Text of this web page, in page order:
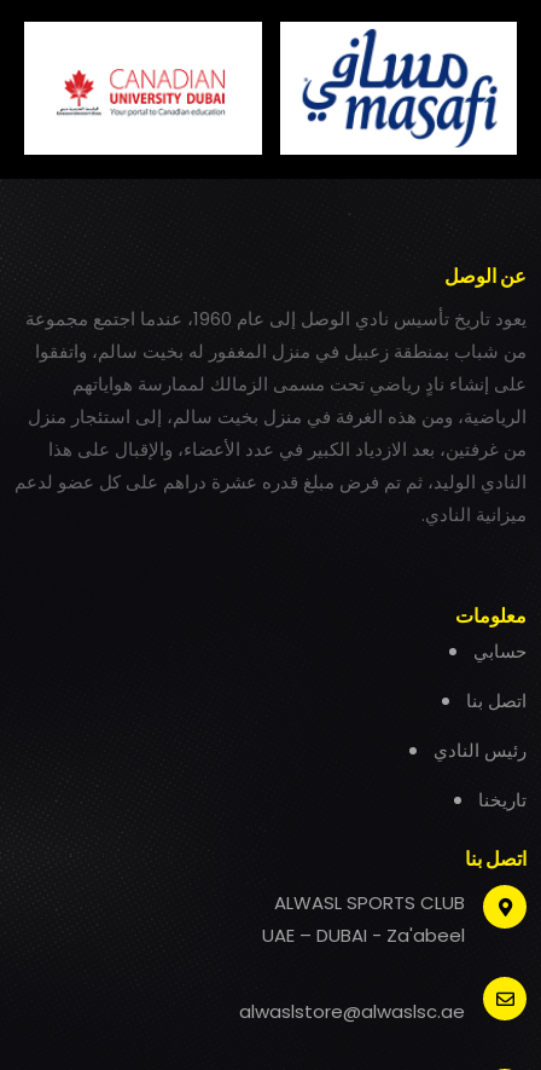
عن الوصل
يعود تاريخ تأسيس نادي الوصل إلى عام 1960، عندما اجتمع مجموعة
من شباب بمنطقة زعبيل في منزل المغفور له بخيت سالم، واتفقوا
على إنشاء نادٍ رياضي تحت مسمى الزمالك لممارسة هواياتهم
الرياضية، ومن هذه الغرفة في منزل بخيت سالم، إلى استئجار منزل
من غرفتين، بعد الازدياد الكبير في عدد الأعضاء، والإقبال على هذا
النادي الوليد، ثم تم فرض مبلغ قدره عشرة دراهم على كل عضو لدعم
ميزانية النادي.
معلومات
حسابي
اتصل بنا
رئيس النادي
تاريخنا
اتصل بنا
ALWASL SPORTS CLUB
UAE – DUBAI - Za'abeel
alwaslstore@alwaslsc.ae